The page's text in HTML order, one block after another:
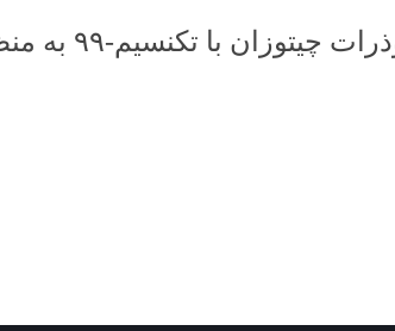
۹۹ به منظور استفاده تشخیصی در ریه